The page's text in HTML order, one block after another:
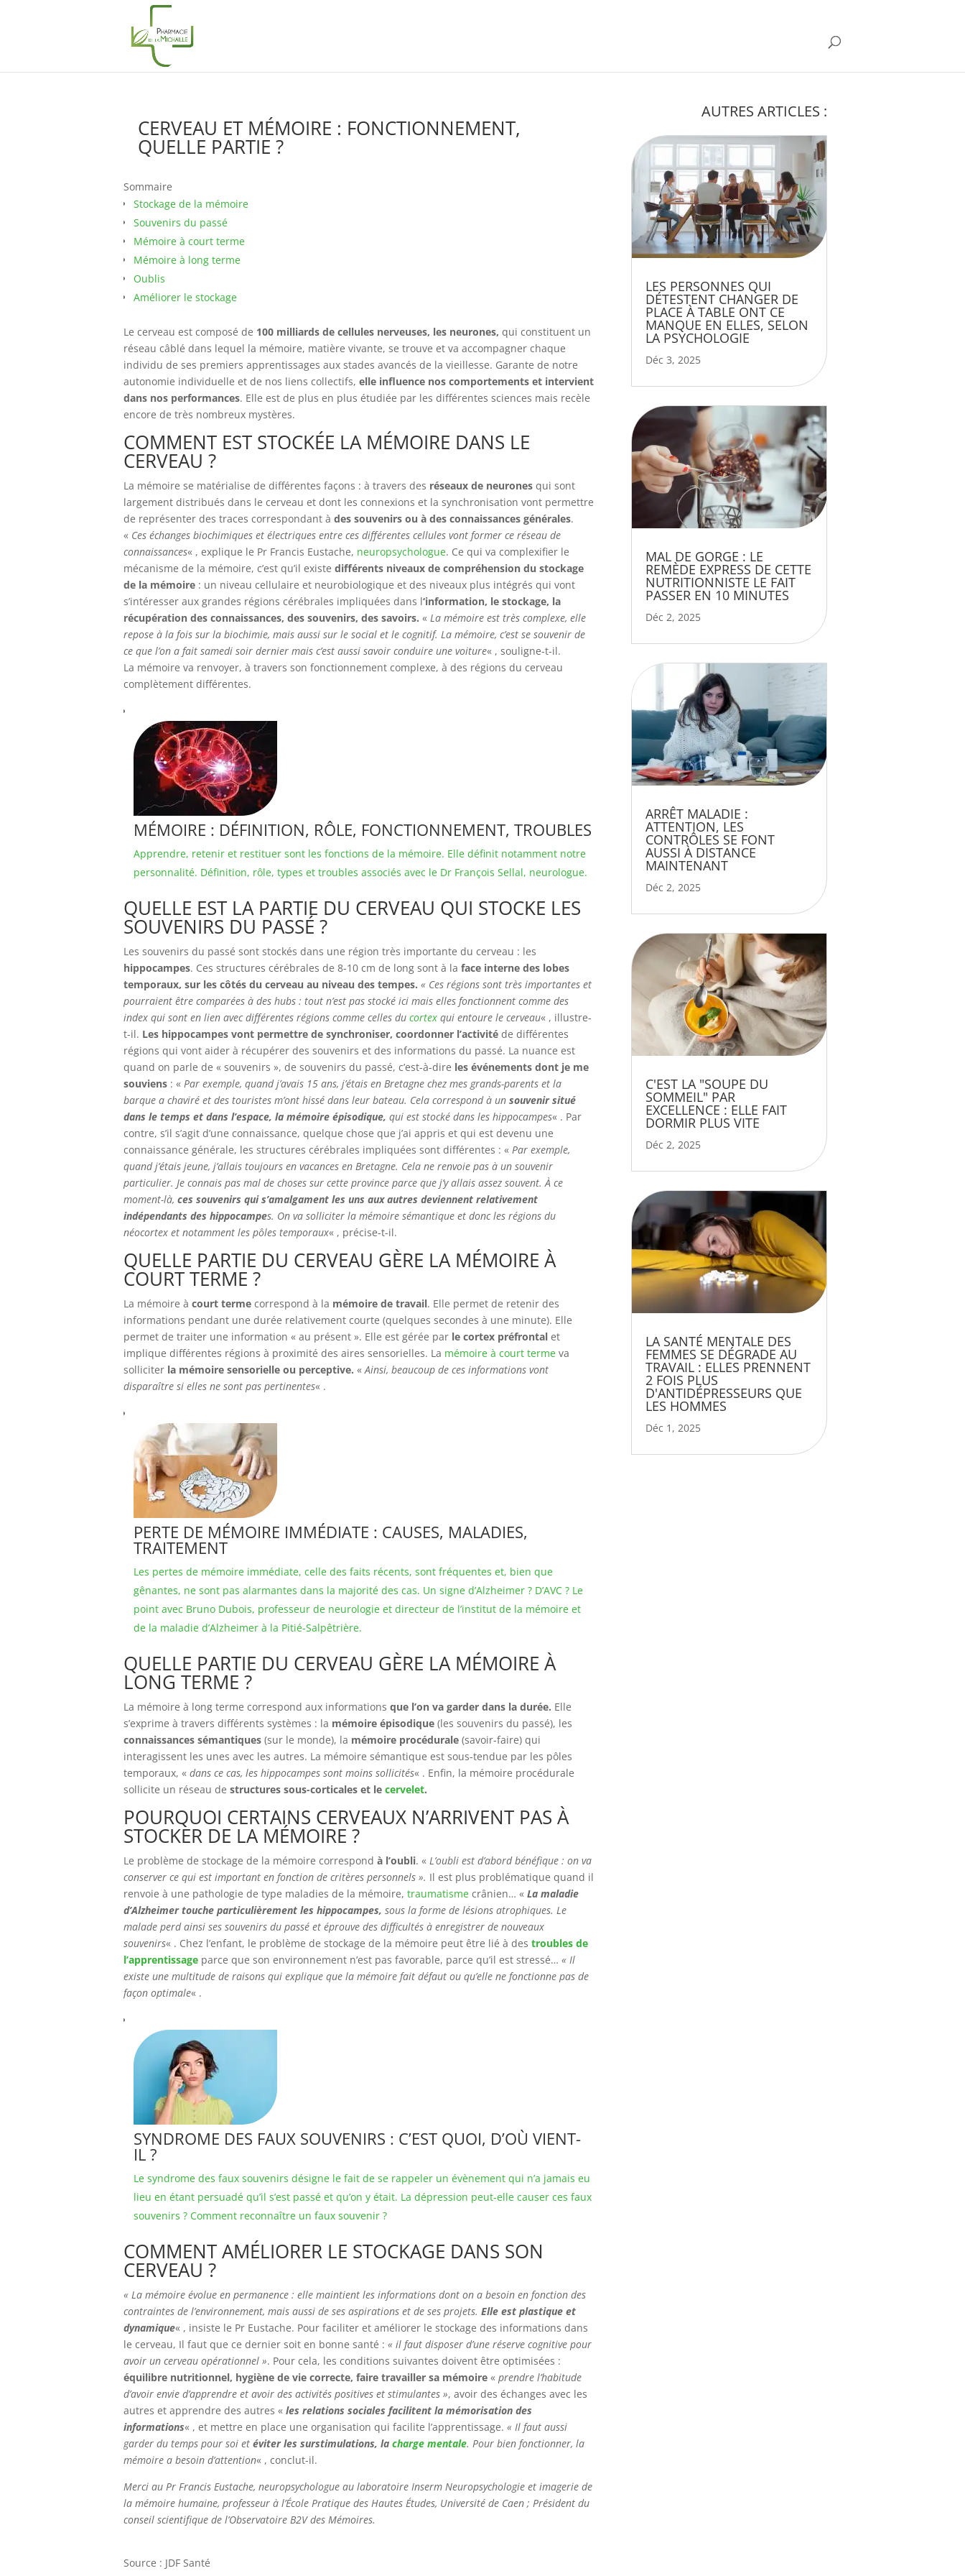
CERVEAU ET MÉMOIRE : FONCTIONNEMENT,
QUELLE PARTIE ?
Sommaire
Stockage de la mémoire
Souvenirs du passé
Mémoire à court terme
Mémoire à long terme
Oublis
Améliorer le stockage
Le cerveau est composé de 100 milliards de cellules nerveuses, les neurones, qui constituent un
réseau câblé dans lequel la mémoire, matière vivante, se trouve et va accompagner chaque
individu de ses premiers apprentissages aux stades avancés de la vieillesse. Garante de notre
autonomie individuelle et de nos liens collectifs, elle influence nos comportements et intervient
dans nos performances. Elle est de plus en plus étudiée par les différentes sciences mais recèle
encore de très nombreux mystères.
COMMENT EST STOCKÉE LA MÉMOIRE DANS LE
CERVEAU ?
La mémoire se matérialise de différentes façons : à travers des réseaux de neurones qui sont
largement distribués dans le cerveau et dont les connexions et la synchronisation vont permettre
de représenter des traces correspondant à des souvenirs ou à des connaissances générales.
« Ces échanges biochimiques et électriques entre ces différentes cellules vont former ce réseau de
connaissances« , explique le Pr Francis Eustache, neuropsychologue. Ce qui va complexifier le
mécanisme de la mémoire, c’est qu’il existe différents niveaux de compréhension du stockage
de la mémoire : un niveau cellulaire et neurobiologique et des niveaux plus intégrés qui vont
s’intéresser aux grandes régions cérébrales impliquées dans l‘information, le stockage, la
récupération des connaissances, des souvenirs, des savoirs. « La mémoire est très complexe, elle
repose à la fois sur la biochimie, mais aussi sur le social et le cognitif. La mémoire, c’est se souvenir de
ce que l’on a fait samedi soir dernier mais c’est aussi savoir conduire une voiture« , souligne-t-il.
La mémoire va renvoyer, à travers son fonctionnement complexe, à des régions du cerveau
complètement différentes.
MÉMOIRE : DÉFINITION, RÔLE, FONCTIONNEMENT, TROUBLES
Apprendre, retenir et restituer sont les fonctions de la mémoire. Elle définit notamment notre
personnalité. Définition, rôle, types et troubles associés avec le Dr François Sellal, neurologue.
QUELLE EST LA PARTIE DU CERVEAU QUI STOCKE LES
SOUVENIRS DU PASSÉ ?
Les souvenirs du passé sont stockés dans une région très importante du cerveau : les
hippocampes. Ces structures cérébrales de 8-10 cm de long sont à la face interne des lobes
temporaux, sur les côtés du cerveau au niveau des tempes. « Ces régions sont très importantes et
pourraient être comparées à des hubs : tout n’est pas stocké ici mais elles fonctionnent comme des
index qui sont en lien avec différentes régions comme celles du cortex qui entoure le cerveau« , illustre-
t-il. Les hippocampes vont permettre de synchroniser, coordonner l’activité de différentes
régions qui vont aider à récupérer des souvenirs et des informations du passé. La nuance est
quand on parle de « souvenirs », de souvenirs du passé, c’est-à-dire les événements dont je me
souviens : « Par exemple, quand j’avais 15 ans, j’étais en Bretagne chez mes grands-parents et la
barque a chaviré et des touristes m’ont hissé dans leur bateau. Cela correspond à un souvenir situé
dans le temps et dans l’espace, la mémoire épisodique, qui est stocké dans les hippocampes« . Par
contre, s’il s’agit d’une connaissance, quelque chose que j’ai appris et qui est devenu une
connaissance générale, les structures cérébrales impliquées sont différentes : « Par exemple,
quand j’étais jeune, j’allais toujours en vacances en Bretagne. Cela ne renvoie pas à un souvenir
particulier. Je connais pas mal de choses sur cette province parce que j’y allais assez souvent. À ce
moment-là, ces souvenirs qui s’amalgament les uns aux autres deviennent relativement
indépendants des hippocampes. On va solliciter la mémoire sémantique et donc les régions du
néocortex et notamment les pôles temporaux« , précise-t-il.
QUELLE PARTIE DU CERVEAU GÈRE LA MÉMOIRE À
COURT TERME ?
La mémoire à court terme correspond à la mémoire de travail. Elle permet de retenir des
informations pendant une durée relativement courte (quelques secondes à une minute). Elle
permet de traiter une information « au présent ». Elle est gérée par le cortex préfrontal et
implique différentes régions à proximité des aires sensorielles. La mémoire à court terme va
solliciter la mémoire sensorielle ou perceptive. «Ainsi, beaucoup de ces informations vont
disparaître si elles ne sont pas pertinentes« .
PERTE DE MÉMOIRE IMMÉDIATE : CAUSES, MALADIES,
TRAITEMENT
Les pertes de mémoire immédiate, celle des faits récents, sont fréquentes et, bien que
gênantes, ne sont pas alarmantes dans la majorité des cas. Un signe d’Alzheimer ? D’AVC ? Le
point avec Bruno Dubois, professeur de neurologie et directeur de l’institut de la mémoire et
de la maladie d’Alzheimer à la Pitié-Salpêtrière.
QUELLE PARTIE DU CERVEAU GÈRE LA MÉMOIRE À
LONG TERME ?
La mémoire à long terme correspond aux informations que l’on va garder dans la durée. Elle
s’exprime à travers différents systèmes : la mémoire épisodique (les souvenirs du passé), les
connaissances sémantiques (sur le monde), la mémoire procédurale (savoir-faire) qui
interagissent les unes avec les autres. La mémoire sémantique est sous-tendue par les pôles
temporaux, « dans ce cas, les hippocampes sont moins sollicités« . Enfin, la mémoire procédurale
sollicite un réseau de structures sous-corticales et le cervelet.
POURQUOI CERTAINS CERVEAUX N’ARRIVENT PAS À
STOCKER DE LA MÉMOIRE ?
Le problème de stockage de la mémoire correspond à l’oubli. « L’oubli est d’abord bénéfique : on va
conserver ce qui est important en fonction de critères personnels ». Il est plus problématique quand il
renvoie à une pathologie de type maladies de la mémoire, traumatisme crânien… « La maladie
d’Alzheimer touche particulièrement les hippocampes, sous la forme de lésions atrophiques. Le
malade perd ainsi ses souvenirs du passé et éprouve des difficultés à enregistrer de nouveaux
souvenirs« . Chez l’enfant, le problème de stockage de la mémoire peut être lié à des troubles de
l’apprentissage parce que son environnement n’est pas favorable, parce qu’il est stressé… « Il
existe une multitude de raisons qui explique que la mémoire fait défaut ou qu’elle ne fonctionne pas de
façon optimale« .
SYNDROME DES FAUX SOUVENIRS : C’EST QUOI, D’OÙ VIENT-
IL ?
Le syndrome des faux souvenirs désigne le fait de se rappeler un évènement qui n’a jamais eu
lieu en étant persuadé qu’il s’est passé et qu’on y était. La dépression peut-elle causer ces faux
souvenirs ? Comment reconnaître un faux souvenir ?
COMMENT AMÉLIORER LE STOCKAGE DANS SON
CERVEAU ?
« La mémoire évolue en permanence : elle maintient les informations dont on a besoin en fonction des
contraintes de l’environnement, mais aussi de ses aspirations et de ses projets. Elle est plastique et
dynamique« , insiste le Pr Eustache. Pour faciliter et améliorer le stockage des informations dans
le cerveau, Il faut que ce dernier soit en bonne santé : « il faut disposer d’une réserve cognitive pour
avoir un cerveau opérationnel ». Pour cela, les conditions suivantes doivent être optimisées :
équilibre nutritionnel, hygiène de vie correcte, faire travailler sa mémoire « prendre l’habitude
d’avoir envie d’apprendre et avoir des activités positives et stimulantes », avoir des échanges avec les
autres et apprendre des autres « les relations sociales facilitent la mémorisation des
informations« , et mettre en place une organisation qui facilite l’apprentissage. « Il faut aussi
garder du temps pour soi et éviter les surstimulations, la charge mentale. Pour bien fonctionner, la
mémoire a besoin d’attention« , conclut-il.
Merci au Pr Francis Eustache, neuropsychologue au laboratoire Inserm Neuropsychologie et imagerie de
la mémoire humaine, professeur à l’École Pratique des Hautes Études, Université de Caen ; Président du
conseil scientifique de l’Observatoire B2V des Mémoires.
Source : JDF Santé
AUTRES ARTICLES :
LES PERSONNES QUI
DÉTESTENT CHANGER DE
PLACE À TABLE ONT CE
MANQUE EN ELLES, SELON
LA PSYCHOLOGIE
Déc 3, 2025
MAL DE GORGE : LE
REMÈDE EXPRESS DE CETTE
NUTRITIONNISTE LE FAIT
PASSER EN 10 MINUTES
Déc 2, 2025
ARRÊT MALADIE :
ATTENTION, LES
CONTRÔLES SE FONT
AUSSI À DISTANCE
MAINTENANT
Déc 2, 2025
C'EST LA "SOUPE DU
SOMMEIL" PAR
EXCELLENCE : ELLE FAIT
DORMIR PLUS VITE
Déc 2, 2025
LA SANTÉ MENTALE DES
FEMMES SE DÉGRADE AU
TRAVAIL : ELLES PRENNENT
2 FOIS PLUS
D'ANTIDÉPRESSEURS QUE
LES HOMMES
Déc 1, 2025